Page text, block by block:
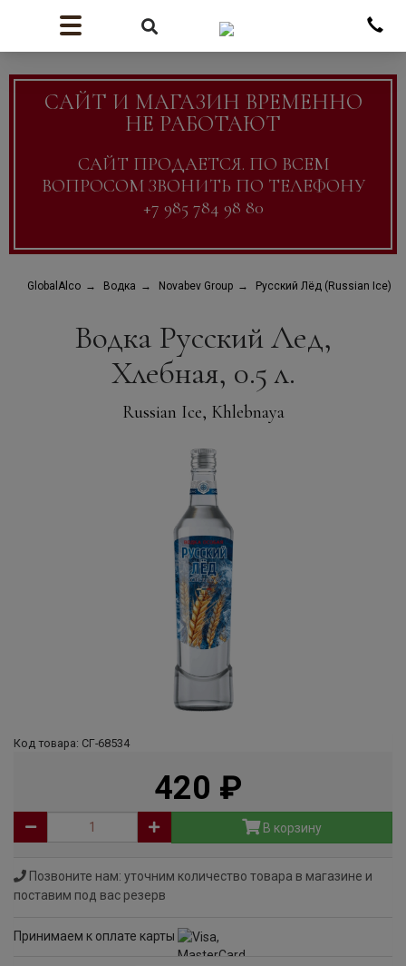
САЙТ И МАГАЗИН ВРЕМЕННО
НЕ РАБОТАЮТ
САЙТ ПРОДАЕТСЯ. ПО ВСЕМ
ВОПРОСОМ ЗВОНИТЬ ПО ТЕЛЕФОНУ
+7 985 784 98 80
GlobalAlco Водка Novabev Group Русский Лёд (Russian Ice)
Водка Русский Лед,
Хлебная, 0.5 л.
Russian Ice, Khlebnaya
Код товара: СГ-68534
420
В корзину
Позвоните нам: уточним количество товара в магазине и
поставим под вас резерв
Принимаем к оплате карты